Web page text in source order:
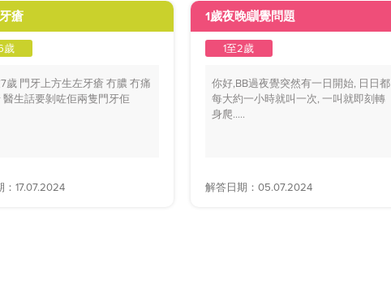
瘡
歲
歲 門牙上方生左牙瘡 冇膿 冇痛
醫生話要剝咗佢兩隻門牙佢
：17.07.2024
1歲夜晚瞓覺問題
1至2歲
你好,BB過夜覺突然有一日開始, 日日都
每大約一小時就叫一次, 一叫就即刻轉
身爬.....
解答日期：05.07.2024